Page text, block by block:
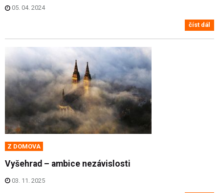
05. 04. 2024
číst dál
Z DOMOVA
Vyšehrad – ambice nezávislosti
03. 11. 2025